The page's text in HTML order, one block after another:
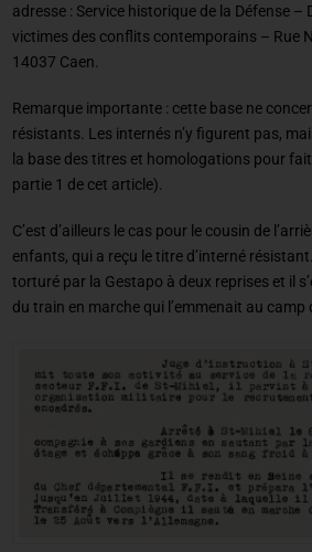
adresse : Service historique de la Défense –
victimes des conflits contemporains – Rue
14037 Caen.
Remarque importante : cette base ne
résistants. Les internés n’y figurent pas,
la base des titres et homologations pour
partie 1 de cet article).
C’est d’ailleurs le cas pour le cousin de
enfants, qui a reçu le titre d’interné
torturé par la Gestapo à deux reprises et il
du train en marche qui l’emmenait au camp